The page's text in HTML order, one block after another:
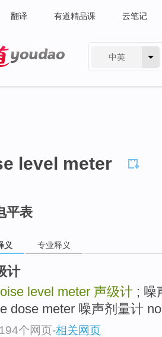
翻译 有道精品课 云笔记
中英
level meter
平表
义 专业释义
计
level meter 声级计 ; 噪
dose meter 噪声剂量计
个网页-相关网页